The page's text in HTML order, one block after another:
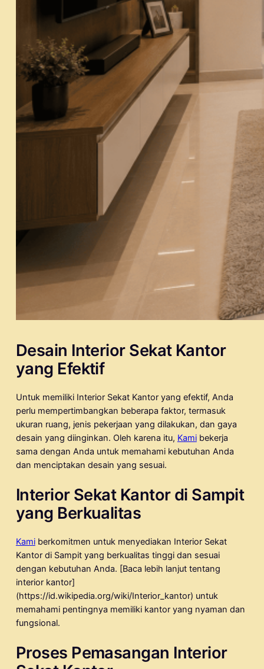
Desain Interior Sekat Kantor
yang Efektif
Untuk memiliki Interior Sekat Kantor yang efektif, Anda
perlu mempertimbangkan beberapa faktor, termasuk
ukuran ruang, jenis pekerjaan yang dilakukan, dan gaya
desain yang diinginkan. Oleh karena itu, Kamibekerja
sama dengan Anda untuk memahami kebutuhan Anda
dan menciptakan desain yang sesuai.
Interior Sekat Kantor di Sampit
yang Berkualitas
Kamiberkomitmen untuk menyediakan Interior Sekat
Kantor di Sampit yang berkualitas tinggi dan sesuai
dengan kebutuhan Anda. [Baca lebih lanjut tentang
interior kantor]
(https://id.wikipedia.org/wiki/Interior_kantor) untuk
memahami pentingnya memiliki kantor yang nyaman dan
fungsional.
Proses Pemasangan Interior